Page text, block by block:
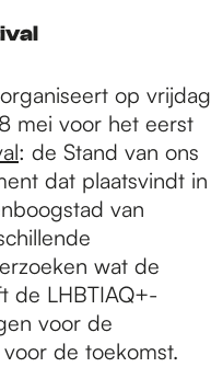
op vrijdag
mei voor het eerst
: de Stand van ons
dat plaatsvindt in
van
wat de
de LHBTIAQ+-
voor de
de toekomst.